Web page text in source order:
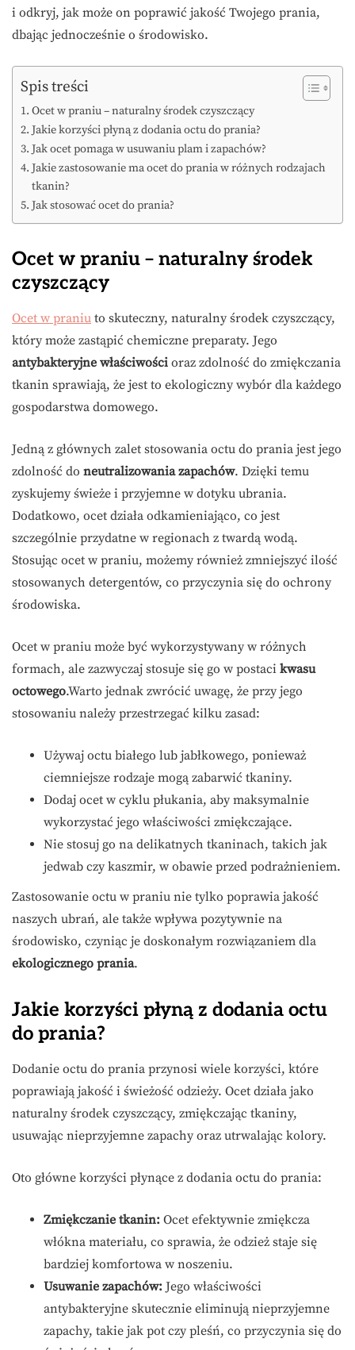
i odkryj, jak może on poprawić jakość Twojego prania,
dbając jednocześnie o środowisko.
Spis treści
Ocet w praniu – naturalny środek czyszczący
Jakie korzyści płyną z dodania octu do prania?
Jak ocet pomaga w usuwaniu plam i zapachów?
Jakie zastosowanie ma ocet do prania w różnych rodzajach
tkanin?
Jak stosować ocet do prania?
Ocet w praniu – naturalny środek
czyszczący
Ocet w praniu to skuteczny, naturalny środek czyszczący,
który może zastąpić chemiczne preparaty. Jego
antybakteryjne właściwości oraz zdolność do zmiękczania
tkanin sprawiają, że jest to ekologiczny wybór dla każdego
gospodarstwa domowego.
Jedną z głównych zalet stosowania octu do prania jest jego
zdolność do neutralizowania zapachów. Dzięki temu
zyskujemy świeże i przyjemne w dotyku ubrania.
Dodatkowo, ocet działa odkamieniająco, co jest
szczególnie przydatne w regionach z twardą wodą.
Stosując ocet w praniu, możemy również zmniejszyć ilość
stosowanych detergentów, co przyczynia się do ochrony
środowiska.
Ocet w praniu może być wykorzystywany w różnych
formach, ale zazwyczaj stosuje się go w postaci kwasu
octowego.Warto jednak zwrócić uwagę, że przy jego
stosowaniu należy przestrzegać kilku zasad:
Używaj octu białego lub jabłkowego, ponieważ
ciemniejsze rodzaje mogą zabarwić tkaniny.
Dodaj ocet w cyklu płukania, aby maksymalnie
wykorzystać jego właściwości zmiękczające.
Nie stosuj go na delikatnych tkaninach, takich jak
jedwab czy kaszmir, w obawie przed podrażnieniem.
Zastosowanie octu w praniu nie tylko poprawia jakość
naszych ubrań, ale także wpływa pozytywnie na
środowisko, czyniąc je doskonałym rozwiązaniem dla
ekologicznego prania.
Jakie korzyści płyną z dodania octu
do prania?
Dodanie octu do prania przynosi wiele korzyści, które
poprawiają jakość i świeżość odzieży. Ocet działa jako
naturalny środek czyszczący, zmiękczając tkaniny,
usuwając nieprzyjemne zapachy oraz utrwalając kolory.
Oto główne korzyści płynące z dodania octu do prania:
Zmiękczanie tkanin: Ocet efektywnie zmiękcza
włókna materiału, co sprawia, że odzież staje się
bardziej komfortowa w noszeniu.
Usuwanie zapachów: Jego właściwości
antybakteryjne skutecznie eliminują nieprzyjemne
zapachy, takie jak pot czy pleśń, co przyczynia się do